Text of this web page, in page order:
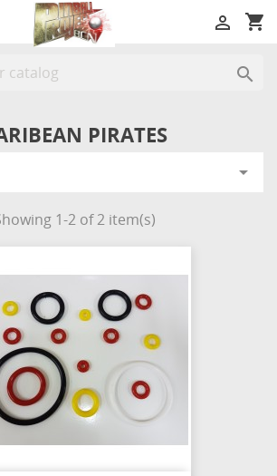
shopping_cart


PIRATES

1-2 of 2 item(s)